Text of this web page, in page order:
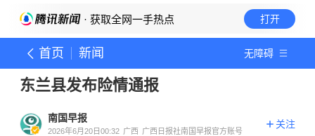
· 获取全网一手热点 打开
首页 新闻 无障碍
东兰县发布险情通报
南国早报
2026年6月20日00:32 广西 广西日报社南国早报官方账号
关注